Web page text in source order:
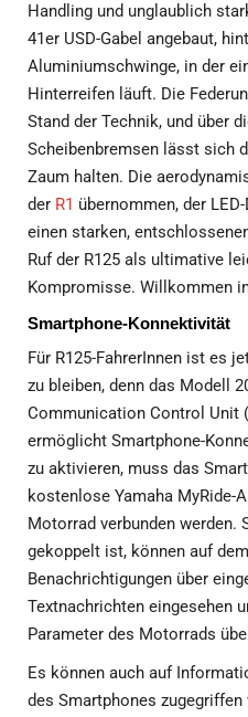
Handling und unglaublich
41er USD-Gabel angebaut,
Aluminiumschwinge, in der
Hinterreifen läuft. Die
Stand der Technik, und über
Scheibenbremsen lässt sich
Zaum halten. Die
der R1 übernommen, der
einen starken,
Ruf der R125 als ultimative
Kompromisse. Willkommen
Smartphone-Konnektivität
Für R125-FahrerInnen ist es
zu bleiben, denn das Modell
Communication Control Unit
ermöglicht Smartphone-
zu aktivieren, muss das
kostenlose Yamaha
Motorrad verbunden werden.
gekoppelt ist, können auf
Benachrichtigungen über
Textnachrichten eingesehen
Parameter des Motorrads
Es können auch auf
des Smartphones